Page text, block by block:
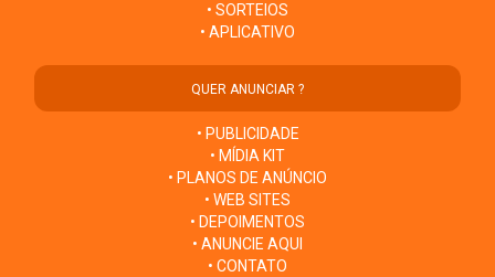
• SORTEIOS
• APLICATIVO
QUER ANUNCIAR ?
• PUBLICIDADE
• MÍDIA KIT
• PLANOS DE ANÚNCIO
• WEB SITES
• DEPOIMENTOS
• ANUNCIE AQUI
• CONTATO